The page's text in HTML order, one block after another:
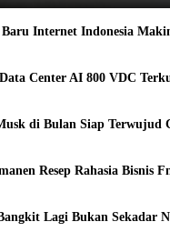
Internet Indonesia
Center AI 800 VDC
di Bulan Siap Terwujud
Resep Rahasia Bisnis
Lagi Bukan Sekadar